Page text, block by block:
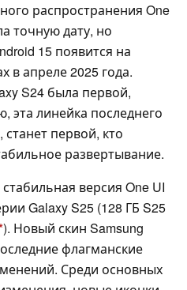
распространения One
точную дату, но
15 появится на
в апреле 2025 года.
S24 была первой,
эта линейка последнего
станет первой, кто
развертывание.
версия One UI
Galaxy S25 (128 ГБ S25
). Новый скин Samsung
флагманские
Среди основных